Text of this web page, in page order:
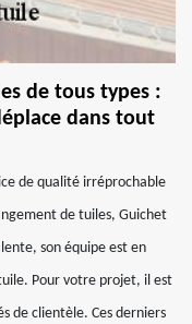
de tous types :
dans tout
de qualité irréprochable
de tuiles, Guichet
son équipe est en
Pour votre projet, il est
de clientèle. Ces derniers